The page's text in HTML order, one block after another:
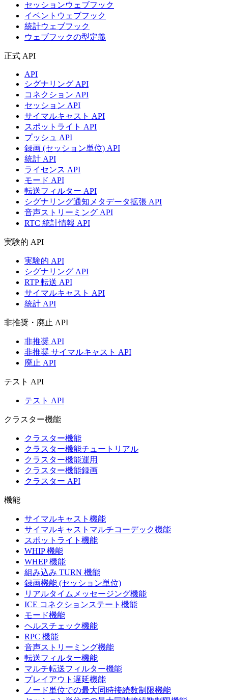
セッションウェブフック
イベントウェブフック
統計ウェブフック
ウェブフックの型定義
正式 API
API
シグナリング API
コネクション API
セッション API
サイマルキャスト API
スポットライト API
プッシュ API
録画 (セッション単位) API
統計 API
ライセンス API
モード API
転送フィルター API
シグナリング通知メタデータ拡張 API
音声ストリーミング API
RTC 統計情報 API
実験的 API
実験的 API
シグナリング API
RTP 転送 API
サイマルキャスト API
統計 API
非推奨・廃止 API
非推奨 API
非推奨 サイマルキャスト API
廃止 API
テスト API
テスト API
クラスター機能
クラスター機能
クラスター機能チュートリアル
クラスター機能運用
クラスター機能録画
クラスター API
機能
サイマルキャスト機能
サイマルキャストマルチコーデック機能
スポットライト機能
WHIP 機能
WHEP 機能
組み込み TURN 機能
録画機能 (セッション単位)
リアルタイムメッセージング機能
ICE コネクションステート機能
モード機能
ヘルスチェック機能
RPC 機能
音声ストリーミング機能
転送フィルター機能
マルチ転送フィルター機能
プレイアウト遅延機能
ノード単位での最大同時接続数制限機能